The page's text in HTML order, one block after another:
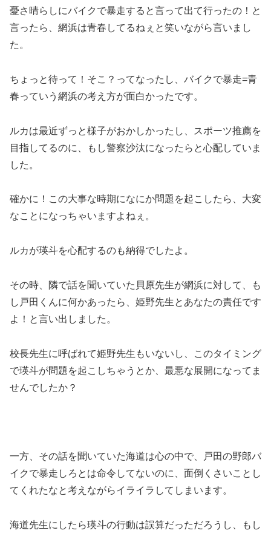
憂さ晴らしにバイクで暴走すると言って出て行ったの！と
言ったら、網浜は青春してるねぇと笑いながら言いまし
た。
ちょっと待って！そこ？ってなったし、バイクで暴走=青
春っていう網浜の考え方が面白かったです。
ルカは最近ずっと様子がおかしかったし、スポーツ推薦を
目指してるのに、もし警察沙汰になったらと心配していま
した。
確かに！この大事な時期になにか問題を起こしたら、大変
なことになっちゃいますよねぇ。
ルカが瑛斗を心配するのも納得でしたよ。
その時、隣で話を聞いていた貝原先生が網浜に対して、も
し戸田くんに何かあったら、姫野先生とあなたの責任です
よ！と言い出しました。
校長先生に呼ばれて姫野先生もいないし、このタイミング
で瑛斗が問題を起こしちゃうとか、最悪な展開になってま
せんでしたか？
一方、その話を聞いていた海道は心の中で、戸田の野郎バ
イクで暴走しろとは命令してないのに、面倒くさいことし
てくれたなと考えながらイライラしてしまいます。
海道先生にしたら瑛斗の行動は誤算だっただろうし、もし